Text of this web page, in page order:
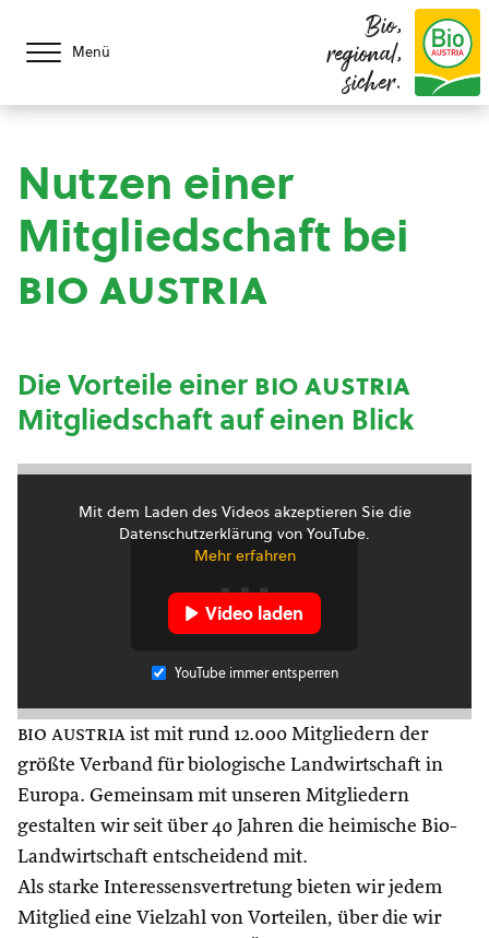
Menü
Bio,
regional,
sicher.
Nutzen einer
Mitgliedschaft bei
bio austria
Die Vorteile einerbio austria
Mitgliedschaft auf einen Blick
Mit dem Laden des Videos akzeptieren Sie die
Datenschutzerklärung von YouTube.
Mehr erfahren
Video laden
YouTube immer entsperren
bio austria ist mit rund 12.000 Mitgliedern der
größte Verband für biologische Landwirtschaft in
Europa. Gemeinsam mit unseren Mitgliedern
gestalten wir seit über 40 Jahren die heimische Bio-
Landwirtschaft entscheidend mit.
Als starke Interessensvertretung bieten wir jedem
Mitglied eine Vielzahl von Vorteilen, über die wir